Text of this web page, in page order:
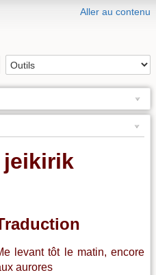
Aller au contenu
jeikirik
levant tôt le matin, encore
aurores